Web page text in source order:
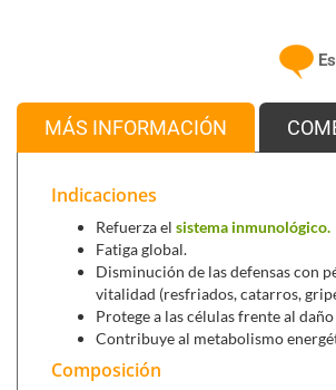
procesos infecciosos en los que sea
defensas y combatir así, los agentes
sabor
Ingredientes activos:
el desarrollo de bacterias. Es
afecciones de las vías
tales como tos, bronquitis,
por fumar o por la
Es un potente antiséptico,
inmunoestimulante,
cicatrizante y ligeramente
Es de gran ayuda en caso de
MÁS INFORMACIÓN
Indicaciones
Refuerza el sistema inmunológico.
Fatiga global.
Disminución de las defensas con
vitalidad (resfriados, catarros,
Protege a las células frente al
Contribuye al metabolismo
Composición